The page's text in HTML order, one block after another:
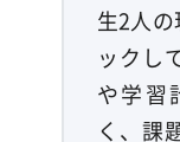
生2人
ックし
や学習
く、課